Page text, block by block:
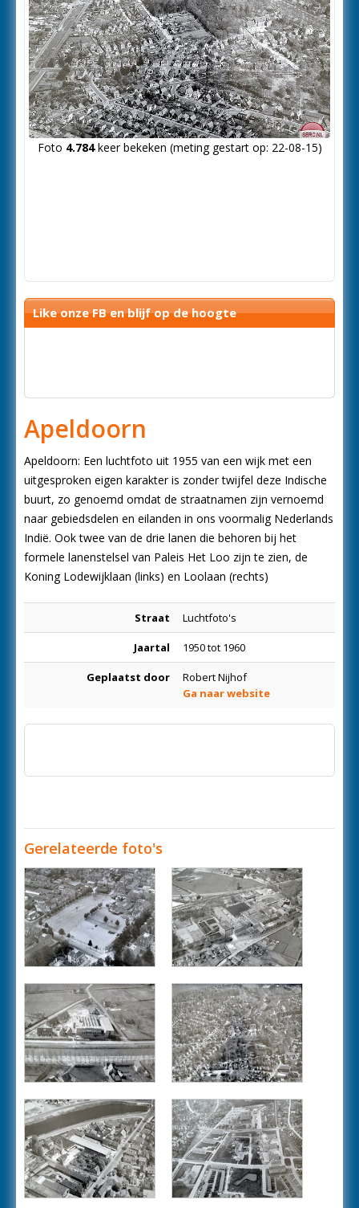
Foto 4.784keer bekeken (meting gestart op: 22-08-15)
Like onze FB en blijf op de hoogte
Apeldoorn
Apeldoorn: Een luchtfoto uit 1955 van een wijk met een
uitgesproken eigen karakter is zonder twijfel deze Indische
buurt, zo genoemd omdat de straatnamen zijn vernoemd
naar gebiedsdelen en eilanden in ons voormalig Nederlands
Indië. Ook twee van de drie lanen die behoren bij het
formele lanenstelsel van Paleis Het Loo zijn te zien, de
Koning Lodewijklaan (links) en Loolaan (rechts)
Straat Luchtfoto's
Jaartal 1950 tot 1960
Geplaatst door
Robert Nijhof
Ga naar website
Gerelateerde foto's